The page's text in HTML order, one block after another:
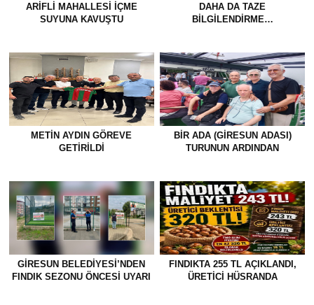
ARIFLI MAHALLESI İÇME
SUYUNA KAVUŞTU
DAHA DA TAZE
BİLGİLENDİRME…
METİN AYDIN GÖREVE
GETİRİLDİ
BİR ADA (GİRESUN ADASI)
TURUNUN ARDINDAN
GİRESUN BELEDİYESİ’NDEN
FINDIK SEZONU ÖNCESİ UYARI
FINDIKTA 255 TL AÇIKLANDI,
ÜRETİCİ HÜSRANDA